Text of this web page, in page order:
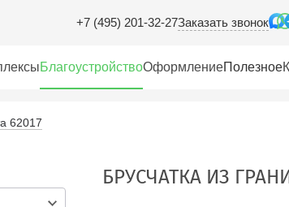
+7 (495) 201-32-27Заказать звонок
БлагоустройствоОформлениеПолезное
62017
БРУСЧАТКА ИЗ